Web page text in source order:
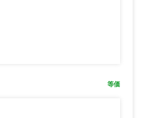
等価